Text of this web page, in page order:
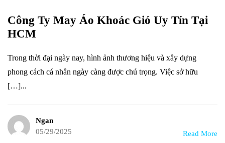
Công Ty May Áo Khoác Gió Uy Tín Tại
HCM
Trong thời đại ngày nay, hình ảnh thương hiệu và xây dựng
phong cách cá nhân ngày càng được chú trọng. Việc sở hữu
[…]...
Ngan
05/29/2025
Read More